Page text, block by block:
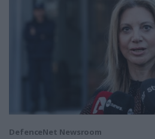
DefenceNet Newsroom